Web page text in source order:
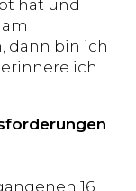
hat und
dann bin ich
ich
16